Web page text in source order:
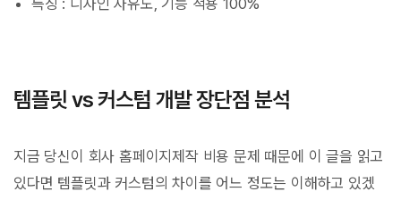
특징 : 디자인 자유도, 기능 적용 100%
템플릿 vs 커스텀 개발 장단점 분석
지금 당신이 회사 홈페이지제작 비용 문제 때문에 이 글을 읽고
있다면 템플릿과 커스텀의 차이를 어느 정도는 이해하고 있겠